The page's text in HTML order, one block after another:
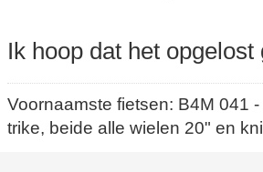
Ik hoop dat het
Voornaamste fietsen: B4M
trike, beide alle wielen 20" en